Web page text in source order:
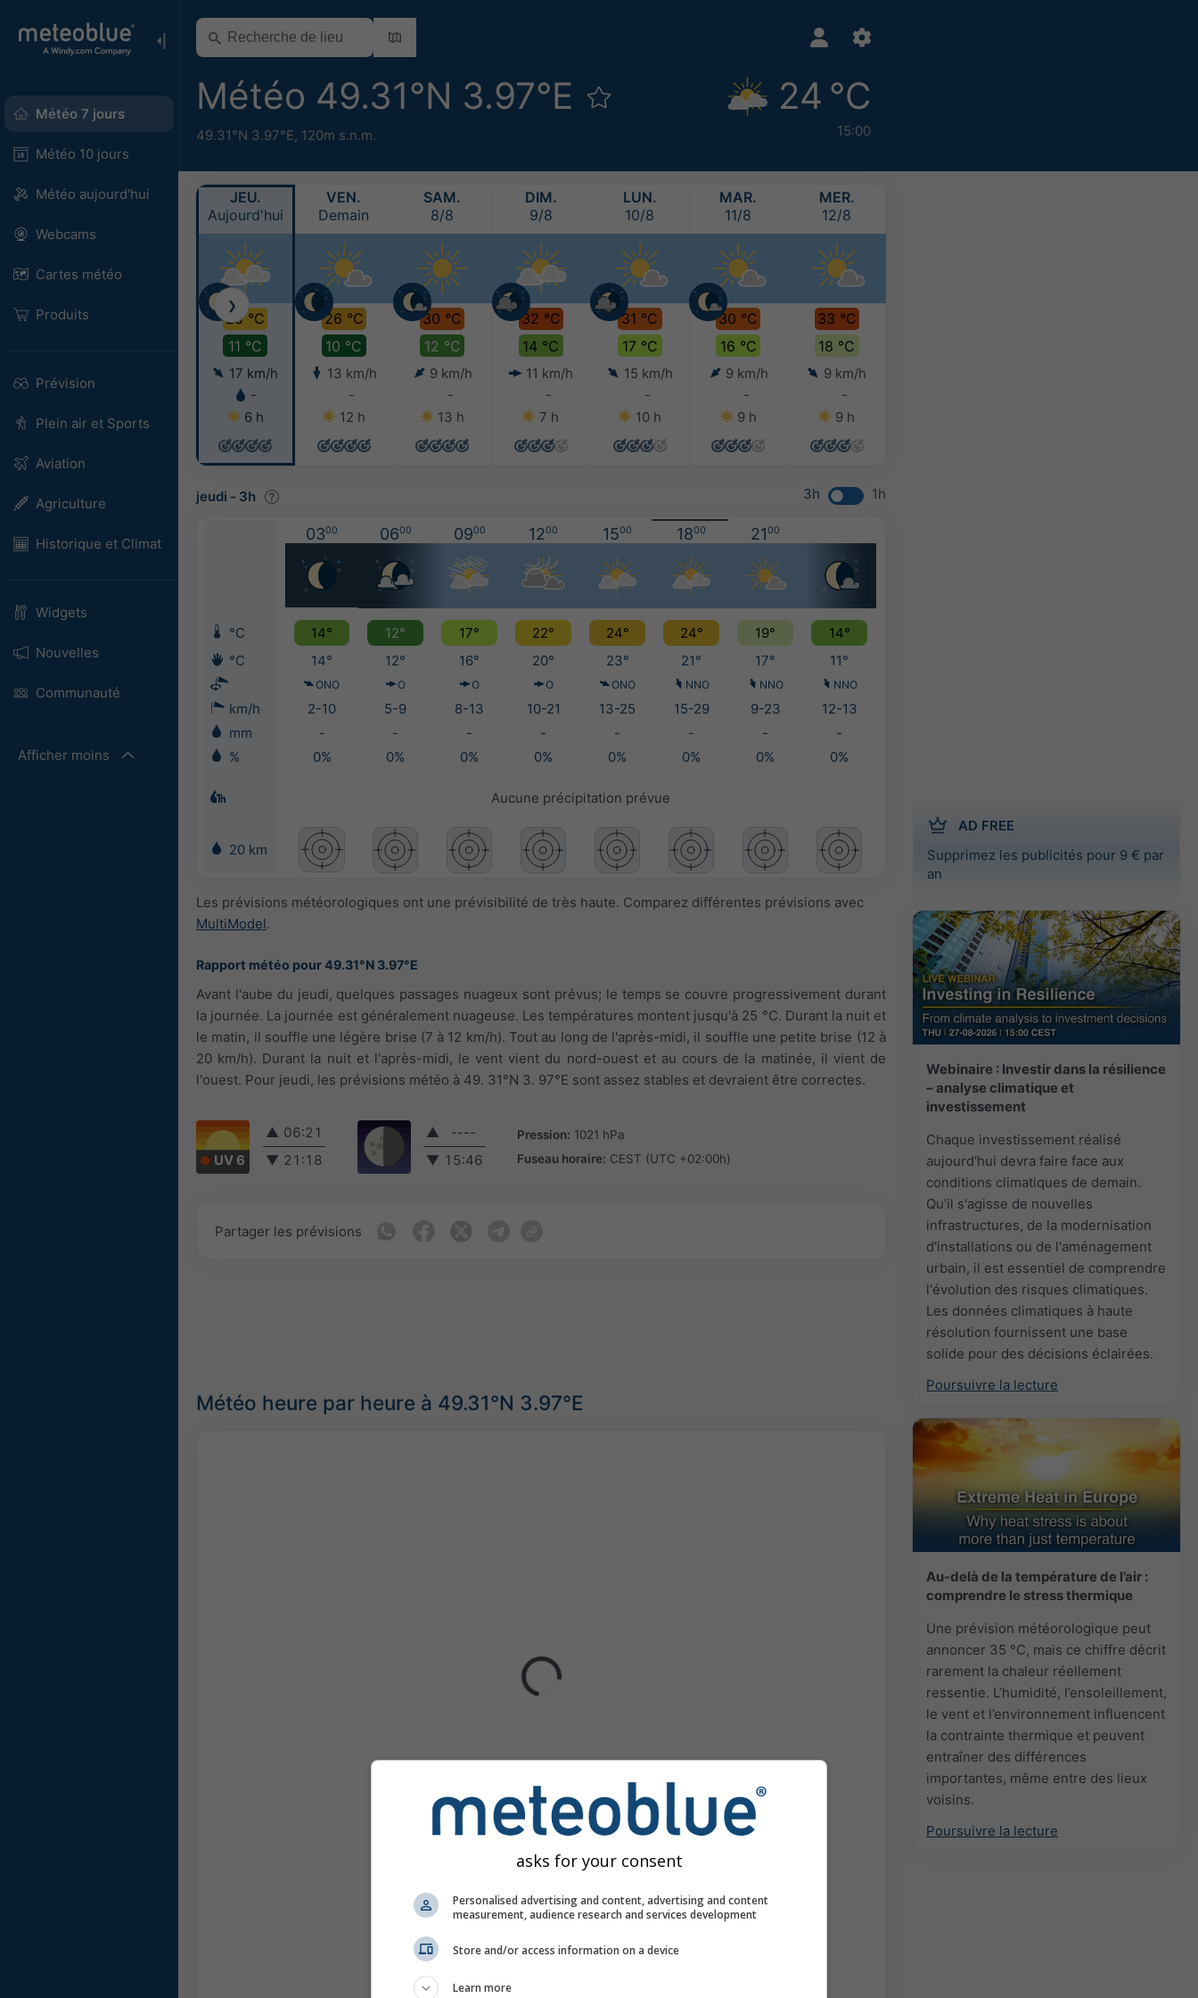
Météo 7 jours
Météo 10 jours
Météo aujourd'hui
Webcams
Cartes météo
Produits
Prévision
Plein air et Sports
Aviation
Agriculture
Historique et Climat
Widgets
Nouvelles
Communauté
Afficher moins
Météo 49.31°N 3.97°E
49.31°N 3.97°E, 120m s.n.m.
24 °C
15:00
AD FREE
Supprimez les publicités pour 9 € par
an
Webinaire : Investir dans la résilience
– analyse climatique et
investissement
Chaque investissement réalisé
aujourd'hui devra faire face aux
conditions climatiques de demain.
Qu'il s'agisse de nouvelles
infrastructures, de la modernisation
d'installations ou de l'aménagement
urbain, il est essentiel de comprendre
l'évolution des risques climatiques.
Les données climatiques à haute
résolution fournissent une base
solide pour des décisions éclairées.
Poursuivre la lecture
Au-delà de la température de l’air :
comprendre le stress thermique
Une prévision météorologique peut
annoncer 35 °C, mais ce chiffre décrit
rarement la chaleur réellement
ressentie. L’humidité, l’ensoleillement,
le vent et l’environnement influencent
la contrainte thermique et peuvent
entraîner des différences
importantes, même entre des lieux
voisins.
Poursuivre la lecture
JEU.
Aujourd'hui
25 °C
11 °C
17 km/h
-
6 h
VEN.
Demain
26 °C
10 °C
13 km/h
-
12 h
SAM.
8/8
30 °C
12 °C
9 km/h
-
13 h
DIM.
9/8
32 °C
14 °C
11 km/h
-
7 h
LUN.
10/8
31 °C
17 °C
15 km/h
-
10 h
MAR.
11/8
30 °C
16 °C
9 km/h
-
9 h
MER.
12/8
33 °C
18 °C
9 km/h
-
9 h
❯
jeudi - 3h 3h 1h
0300 0600 0900 1200 1500 1800 2100
°C 14° 12° 17° 22° 24° 24° 19°
14°
°C
14° 12° 16° 20° 23° 21° 17° 11°
ONO O O O ONO NNO NNO NNO
km/h 2-10 5-9 8-13 10-21 13-25 15-29 9-23
12-13
mm
- - - - - - -
-
%
0% 0% 0% 0% 0% 0% 0% 0%
Aucune précipitation prévue
20 km
Les prévisions météorologiques ont une prévisibilité de très haute. Comparez différentes prévisions avec
MultiModel.
Rapport météo pour 49.31°N 3.97°E
Avant l'aube du jeudi, quelques passages nuageux sont prévus; le temps se couvre progressivement durant
la journée. La journée est généralement nuageuse. Les températures montent jusqu'à 25 °C. Durant la nuit et
le matin, il souffle une légère brise (7 à 12 km/h). Tout au long de l'après-midi, il souffle une petite brise (12 à
20 km/h). Durant la nuit et l'après-midi, le vent vient du nord-ouest et au cours de la matinée, il vient de
l'ouest. Pour jeudi, les prévisions météo à 49. 31°N 3. 97°E sont assez stables et devraient être correctes.
UV 6
▲ 06:21
▼ 21:18
▲
----
▼ 15:46
Pression: 1021 hPa
Fuseau horaire: CEST (UTC +02:00h)
Partager les prévisions
Météo heure par heure à 49.31°N 3.97°E
asks for your consent
Personalised advertising and content, advertising and content
measurement, audience research and services development
Store and/or access information on a device
Learn more